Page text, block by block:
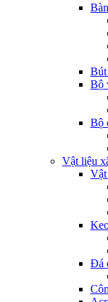
Bút
Bộ
Bộ
Vật liệu
Vật
Đá